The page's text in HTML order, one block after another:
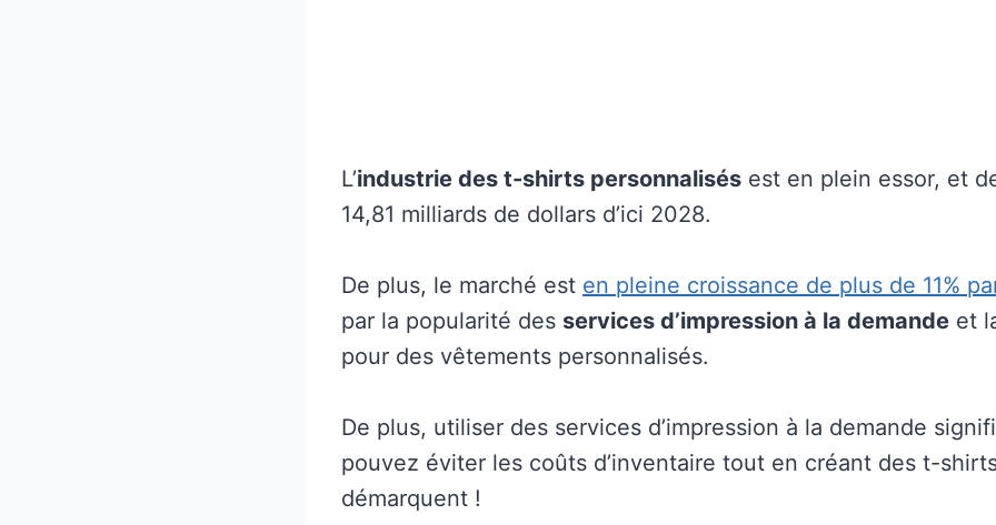
L’industrie des t-shirts personnalisés est en plein essor, et
14,81 milliards de dollars d’ici 2028.
De plus, le marché est en pleine croissance de plus de 11%
par la popularité des services d’impression à la demande et
pour des vêtements personnalisés.
De plus, utiliser des services d’impression à la demande
pouvez éviter les coûts d’inventaire tout en créant des t-
démarquent !